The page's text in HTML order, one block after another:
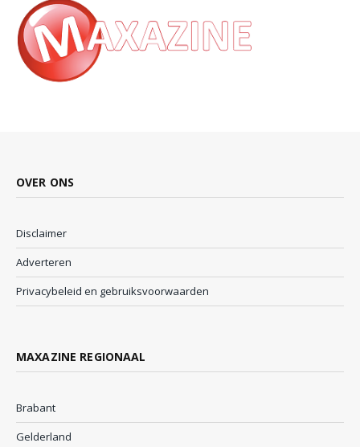
OVER ONS
Disclaimer
Adverteren
Privacybeleid en gebruiksvoorwaarden
MAXAZINE REGIONAAL
Brabant
Gelderland